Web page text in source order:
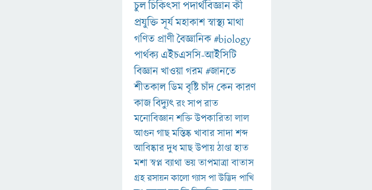
চুলচিকিৎসাপদার্থবিজ্ঞানকী
প্রযুক্তিসূর্যমহাকাশস্বাস্থ্যমাথা
গণিত প্রাণীবৈজ্ঞানিক#biology
পার্থক্য এইচএসসি-আইসিটি
বিজ্ঞানখাওয়াগরম#জানতে
শীতকালডিমবৃষ্টিচাঁদকেনকারণ
কাজবিদ্যুৎরংসাপরাত
মনোবিজ্ঞানশক্তিউপকারিতালাল
আগুনগাছমস্তিষ্কখাবারসাদাশব্দ
আবিষ্কারদুধমাছউপায়ঠাণ্ডাহাত
মশাস্বপ্নব্যাথাভয়তাপমাত্রাবাতাস
গ্রহরসায়নকালোগ্যাসপাউদ্ভিদপাখি